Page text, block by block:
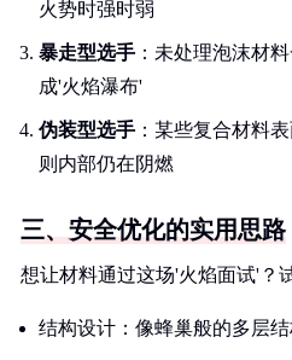
火势时强时弱
暴走型选手 ：未处理泡沫材
成'火焰瀑布'
伪装型选手 ：某些复合材料
则内部仍在阴燃
三、安全优化的实用思路
想让材料通过这场'火焰面试'？
结构设计：像蜂巢般的多层